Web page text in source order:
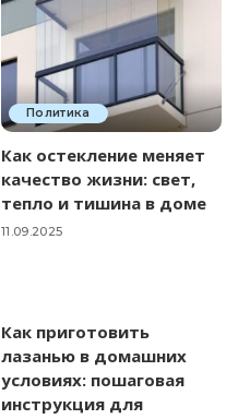
Политика
Как остекление меняет
качество жизни: свет,
тепло и тишина в доме
11.09.2025
Как приготовить
лазанью в домашних
условиях: пошаговая
инструкция для